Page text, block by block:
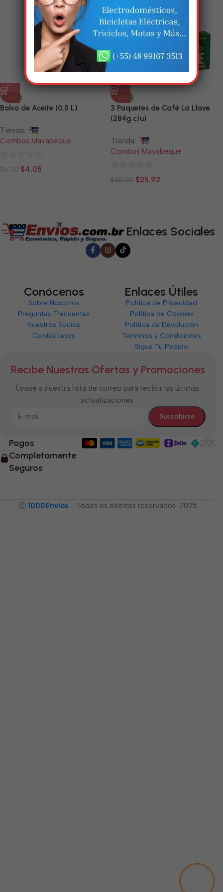
Bolsa de Aceite (0.5 L)
Tienda:
Combos Mayabeque
0
$5.00 $4.05
3 Paquetes de Café La Llave
(284g c/u)
Tienda:
Combos Mayabeque
0
$38.00 $25.92
Enlaces Sociales
Conócenos
Sobre Nosotros
Preguntas Frecuentes
Nuestros Socios
Contáctanos
Enlaces Útiles
Política de Privacidad
Política de Cookies
Política de Devolución
Términos y Condiciones
Sigue Tu Pedido
Recibe Nuestras Ofertas y Promociones
Únase a nuestra lista de correo para recibir las últimas
actualizaciones.
Pagos
Completamente
Seguros
Ⓒ 1000Envíos - Todos os direitos reservados. 2025